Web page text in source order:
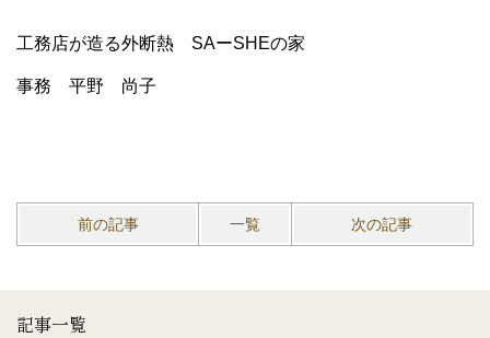
工務店が造る外断熱 SAーSHEの家
事務 平野 尚子
前の記事 一覧 次の記事
記事一覧